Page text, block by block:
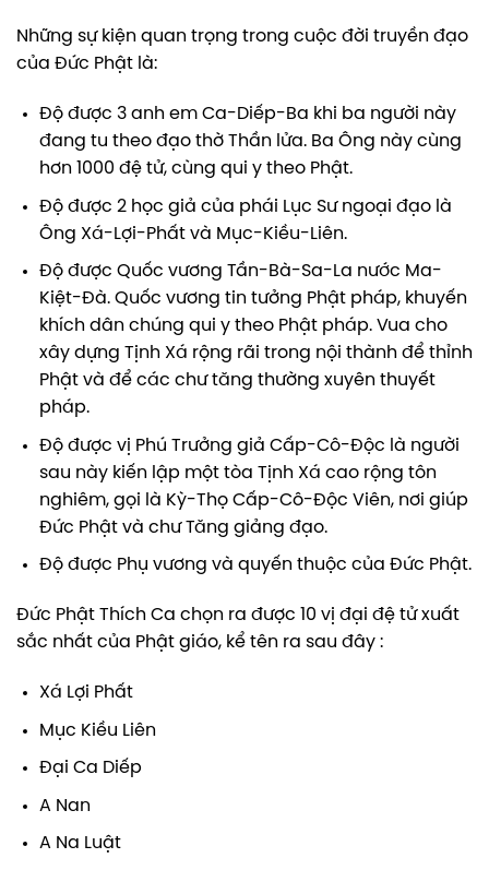
Những sự kiện quan trọng trong cuộc đời truyền đạo
của Đức Phật là:
Độ được 3 anh em Ca-Diếp-Ba khi ba người này
đang tu theo đạo thờ Thần lửa. Ba Ông này cùng
hơn 1000 đệ tử, cùng qui y theo Phật.
Độ được 2 học giả của phái Lục Sư ngoại đạo là
Ông Xá-Lợi-Phất và Mục-Kiều-Liên.
Độ được Quốc vương Tần-Bà-Sa-La nước Ma-
Kiệt-Đà. Quốc vương tin tưởng Phật pháp, khuyến
khích dân chúng qui y theo Phật pháp. Vua cho
xây dựng Tịnh Xá rộng rãi trong nội thành để thỉnh
Phật và để các chư tăng thường xuyên thuyết
pháp.
Độ được vị Phú Trưởng giả Cấp-Cô-Độc là người
sau này kiến lập một tòa Tịnh Xá cao rộng tôn
nghiêm, gọi là Kỳ-Thọ Cấp-Cô-Độc Viên, nơi giúp
Đức Phật và chư Tăng giảng đạo.
Độ được Phụ vương và quyến thuộc của Đức Phật.
Đức Phật Thích Ca chọn ra được 10 vị đại đệ tử xuất
sắc nhất của Phật giáo, kể tên ra sau đây :
Xá Lợi Phất
Mục Kiều Liên
Đại Ca Diếp
A Nan
A Na Luật